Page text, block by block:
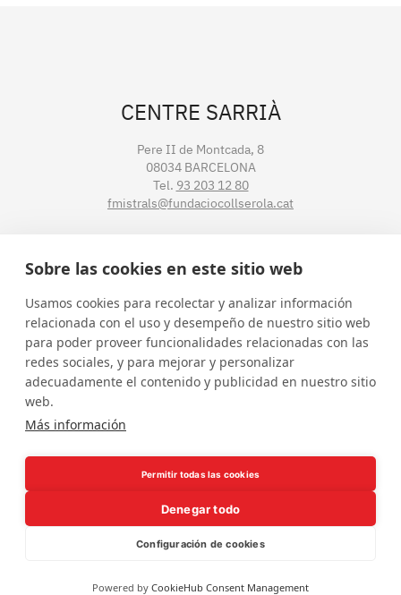
CENTRE SARRIÀ
Pere II de Montcada, 8
08034 BARCELONA
Tel. 93 203 12 80
fmistrals@fundaciocollserola.cat
CENTRE TIBIDABO
Lluís Muntadas, 3-5-7
08035 BARCELONA
Tel.93 211 89 54
fmistralt@fundaciocollserola.cat
Borsa de treball Política de privacitat
Sobre las cookies en este sitio web
Usamos cookies para recolectar y analizar información
relacionada con el uso y desempeño de nuestro sitio web
para poder proveer funcionalidades relacionadas con las
redes sociales, y para mejorar y personalizar
adecuadamente el contenido y publicidad en nuestro sitio
web.
Más información
Permitir todas las cookies
Denegar todo
Configuración de cookies
Powered by CookieHub Consent Management